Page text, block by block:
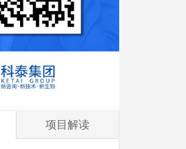
项目解读